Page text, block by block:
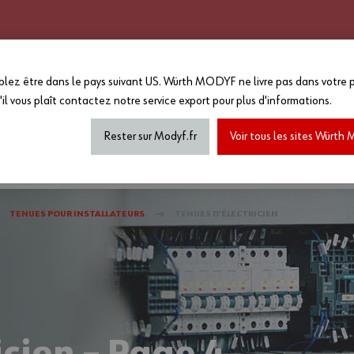
-15% sur le reste du site
*Offre non cumulable avec toutes
de marquage...) dans la limite
MAGASIN...
TENUES POUR INSTALLATEURS
être dans le pays suivant US. Würth MODYF ne livre pas dans votre
vous plaît contactez notre service export pour plus d'informations.
Rester sur Modyf.fr Voir tous les sites Würth